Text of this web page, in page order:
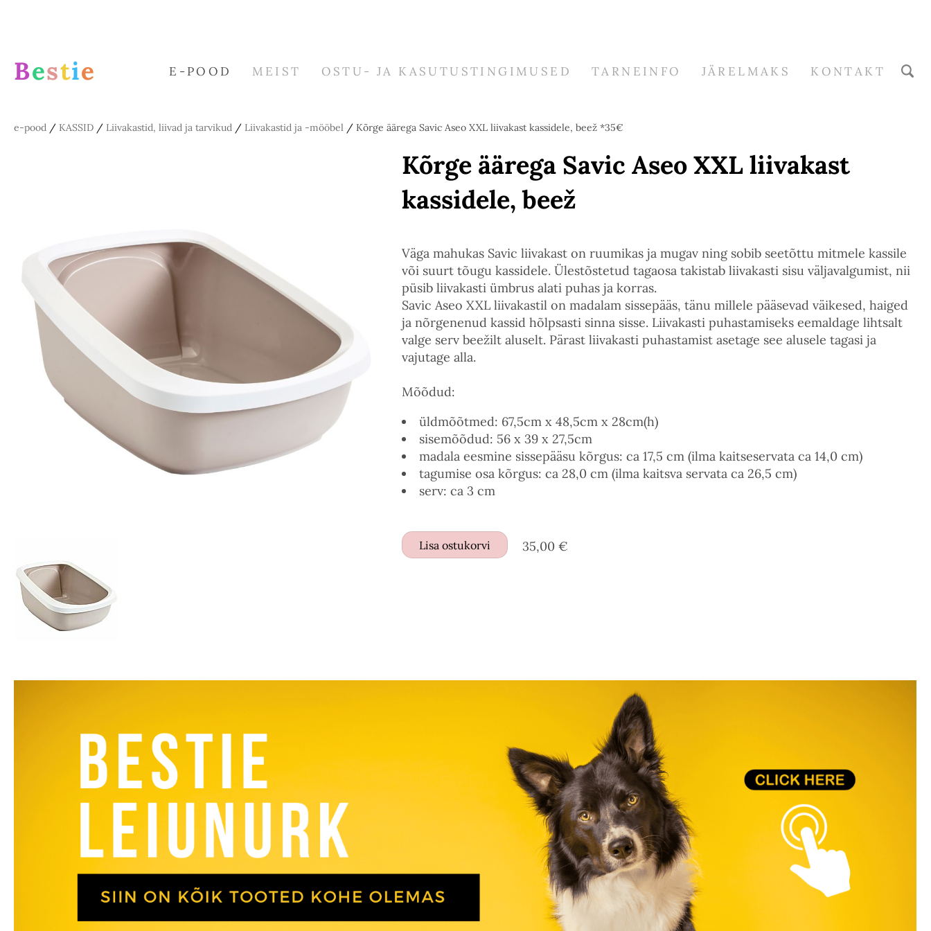
Bestie E-POOD MEIST OSTU- JA KASUTUSTINGIMUSED TARNEINFO JÄRELMAKS KONTAKT
e-pood / KASSID / Liivakastid, liivad ja tarvikud / Liivakastid ja -mööbel / Kõrge äärega Savic Aseo XXL liivakast kassidele, beež *35€
Kõrge äärega Savic Aseo XXL liivakast
kassidele, beež
Väga mahukas Savic liivakast on ruumikas ja mugav ning sobib seetõttu mitmele kassile
või suurt tõugu kassidele. Ülestõstetud tagaosa takistab liivakasti sisu väljavalgumist, nii
püsib liivakasti ümbrus alati puhas ja korras.
Savic Aseo XXL liivakastil on madalam sissepääs, tänu millele pääsevad väikesed, haiged
ja nõrgenenud kassid hõlpsasti sinna sisse. Liivakasti puhastamiseks eemaldage lihtsalt
valge serv beežilt aluselt. Pärast liivakasti puhastamist asetage see alusele tagasi ja
vajutage alla.
Mõõdud:
üldmõõtmed: 67,5cm x 48,5cm x 28cm(h)
sisemõõdud: 56 x 39 x 27,5cm
madala eesmine sissepääsu kõrgus: ca 17,5 cm (ilma kaitseservata ca 14,0 cm)
tagumise osa kõrgus: ca 28,0 cm (ilma kaitsva servata ca 26,5 cm)
serv: ca 3 cm
Lisa ostukorvi 35,00 €